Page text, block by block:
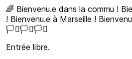
🌈 Bienvenu.e dans la commu !
! Bienvenu.e à Marseille !
🏳️‍⚧️🏳️‍⚧️🏳️‍⚧️
Entrée libre.